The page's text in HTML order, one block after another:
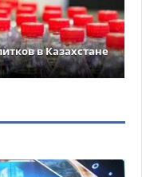
в Казахстане